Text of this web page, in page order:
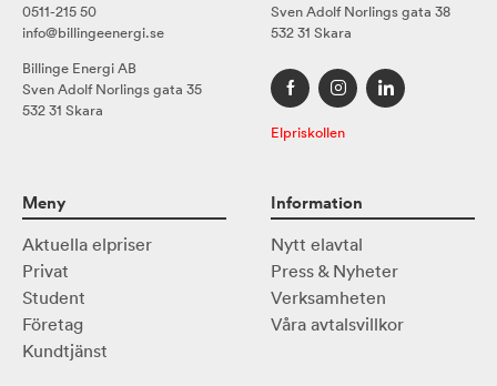
0511-215 50
info@billingeenergi.se
Billinge Energi AB
Sven Adolf Norlings gata 35
532 31 Skara
Sven Adolf Norlings gata 38
532 31 Skara
Elpriskollen
Meny
Aktuella elpriser
Privat
Student
Företag
Kundtjänst
Information
Nytt elavtal
Press & Nyheter
Verksamheten
Våra avtalsvillkor